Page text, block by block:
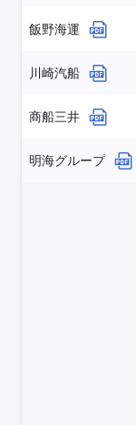
飯野海運
川崎汽船
商船三井
明海グループ